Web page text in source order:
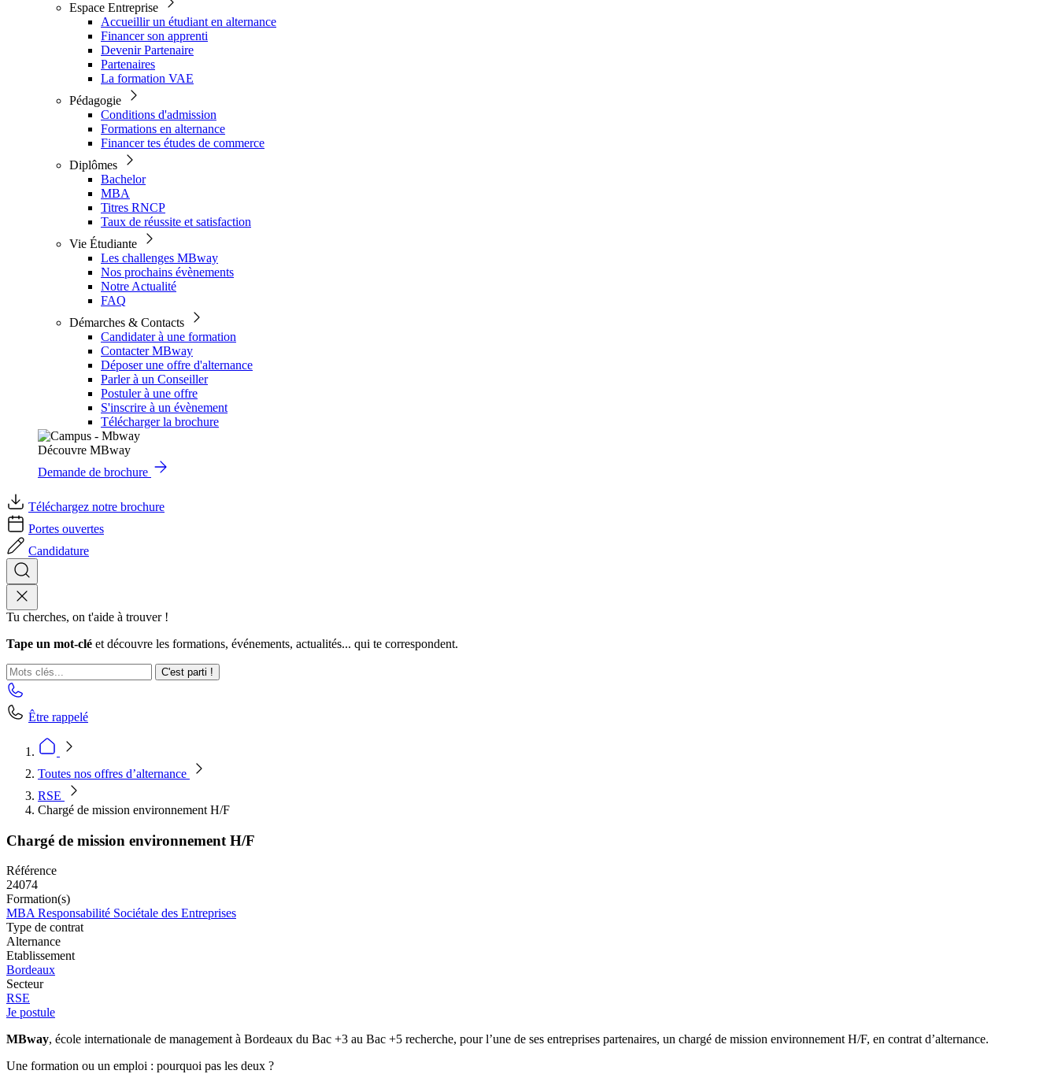
Espace Entreprise
Accueillir un étudiant en alternance
Financer son apprenti
Devenir Partenaire
Partenaires
La formation VAE
Pédagogie
Conditions d'admission
Formations en alternance
Financer tes études de commerce
Diplômes
Bachelor
MBA
Titres RNCP
Taux de réussite et satisfaction
Vie Étudiante
Les challenges MBway
Nos prochains évènements
Notre Actualité
FAQ
Démarches & Contacts
Candidater à une formation
Contacter MBway
Déposer une offre d'alternance
Parler à un Conseiller
Postuler à une offre
S'inscrire à un évènement
Télécharger la brochure
Découvre MBway
Demande de brochure
Téléchargez notre brochure
Portes ouvertes
Candidature
Tu cherches, on t'aide à trouver !
Tape un mot-clé et découvre les formations, événements, actualités... qui te correspondent.
C'est parti !
Être rappelé
Toutes nos offres d’alternance
RSE
Chargé de mission environnement H/F
Chargé de mission environnement H/F
Référence
24074
Formation(s)
MBA Responsabilité Sociétale des Entreprises
Type de contrat
Alternance
Etablissement
Bordeaux
Secteur
RSE
Je postule
MBway, école internationale de management à Bordeaux du Bac +3 au Bac +5 recherche, pour l’une de ses entreprises partenaires, un chargé de mission environnement H/F, en contrat d’alternance.
Une formation ou un emploi : pourquoi pas les deux ?